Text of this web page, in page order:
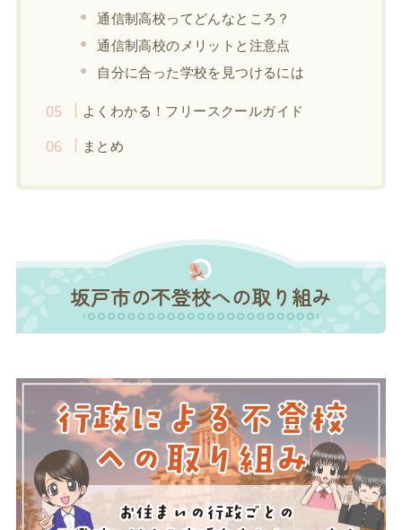
通信制高校ってどんなところ？
通信制高校のメリットと注意点
自分に合った学校を見つけるには
よくわかる！フリースクールガイド
まとめ
坂戸市の不登校への取り組み